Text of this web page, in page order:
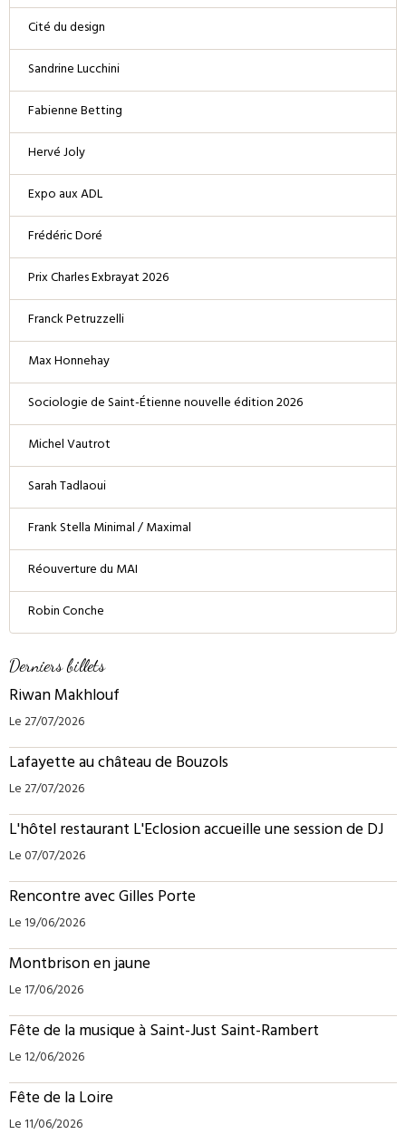
Cité du design
Sandrine Lucchini
Fabienne Betting
Hervé Joly
Expo aux ADL
Frédéric Doré
Prix Charles Exbrayat 2026
Franck Petruzzelli
Max Honnehay
Sociologie de Saint-Étienne nouvelle édition 2026
Michel Vautrot
Sarah Tadlaoui
Frank Stella Minimal / Maximal
Réouverture du MAI
Robin Conche
Derniers billets
Riwan Makhlouf
Le 27/07/2026
Lafayette au château de Bouzols
Le 27/07/2026
L'hôtel restaurant L'Eclosion accueille une session de DJ
Le 07/07/2026
Rencontre avec Gilles Porte
Le 19/06/2026
Montbrison en jaune
Le 17/06/2026
Fête de la musique à Saint-Just Saint-Rambert
Le 12/06/2026
Fête de la Loire
Le 11/06/2026